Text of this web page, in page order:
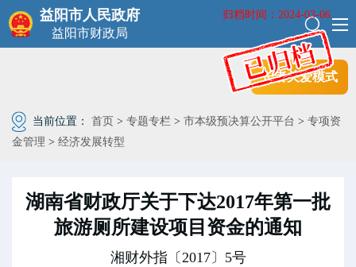
归档时间：2024-03-06
长者关爱模式
益阳市人民政府
益阳市财政局
当前位置： 首页 > 专题专栏 > 市本级预决算公开平台 > 专项资
金管理 > 经济发展转型
湖南省财政厅关于下达2017年第一批
旅游厕所建设项目资金的通知
湘财外指〔2017〕5号